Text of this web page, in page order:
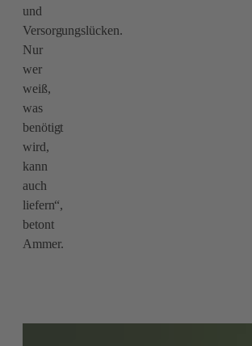
und
Versorgungslücken.
Nur
wer
weiß,
was
benötigt
wird,
kann
auch
liefern“,
betont
Ammer.